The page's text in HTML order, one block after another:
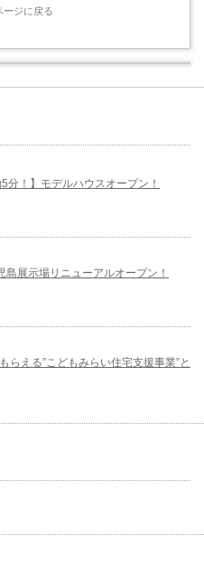
ージに戻る
分！】モデルハウスオープン！
展示場リニューアルオープン！
らえる”こどもみらい住宅支援事業”と